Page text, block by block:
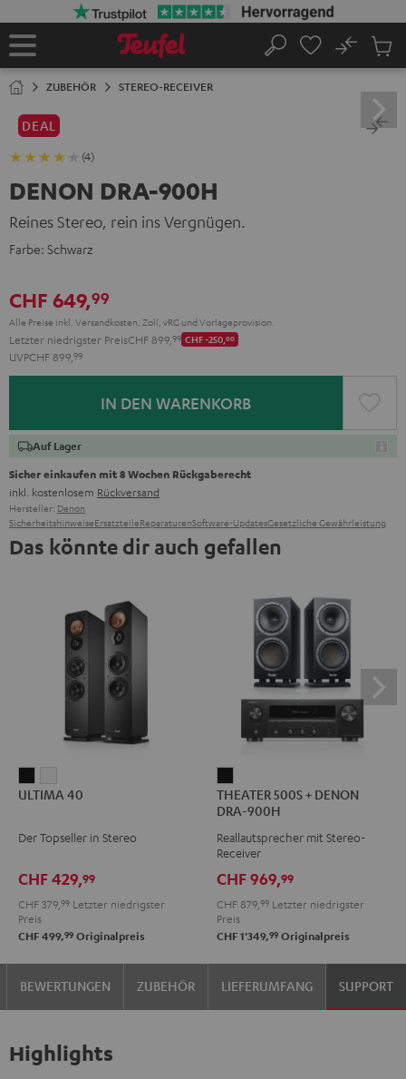
Startseite
Suche
No
ZUBEHÖR STEREO-RECEIVER
DEAL
(4)
DENON DRA-900H
Reines Stereo, rein ins Vergnügen.
Farbe: Schwarz
CHF 649,99
Alle Preise inkl. Versandkosten, Zoll, vRG und Vorlageprovision.
Letzter niedrigster PreisCHF 899, 99 CHF -250,00
UVPCHF 899, 99
IN DEN WARENKORB
Auf Lager
Sicher einkaufen mit 8 Wochen Rückgaberecht
inkl. kostenlosem Rückversand
Hersteller: Denon
SicherheitshinweiseErsatzteileReparaturenSoftware-UpdatesGesetzliche Gewährleistung
Das könnte dir auch gefallen
40 40
ULTIMA 40
Der Topseller in Stereo
CHF 429,99
CHF 379, 99 Letzter niedrigster
Preis
CHF 499,99 Originalpreis
500S
+
DENON
900H
Schwarz
THEATER 500S + DENON
DRA-900H
Reallautsprecher mit Stereo-
Receiver
CHF 969,99
CHF 879, 99 Letzter niedrigster
Preis
CHF 1'349,99 Originalpreis
BEWERTUNGEN ZUBEHÖR LIEFERUMFANG SUPPORT
Highlights